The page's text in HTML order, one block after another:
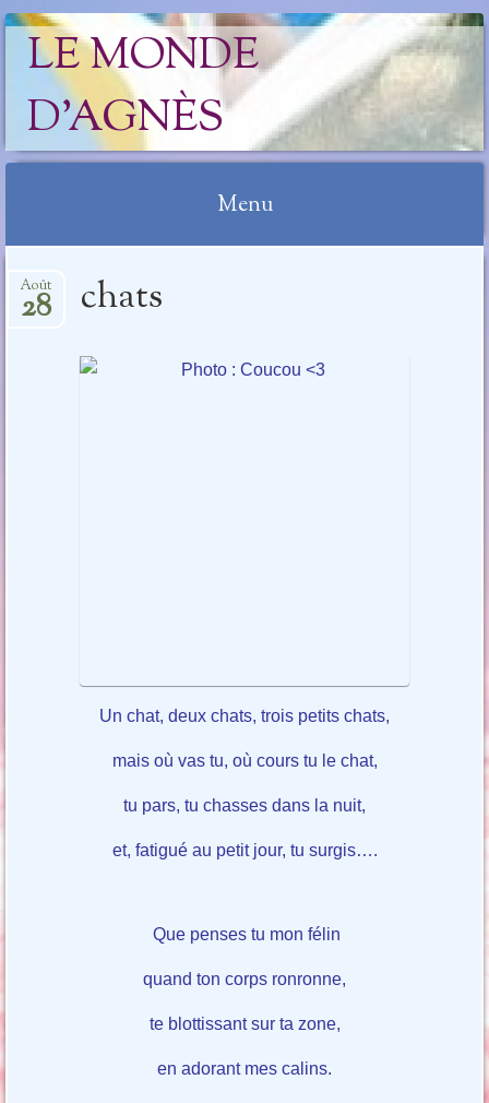
LE MONDE
D'AGNÈS
Menu
au
chats
Août
28
Un chat, deux chats, trois petits chats,
mais où vas tu, où cours tu le chat,
tu pars, tu chasses dans la nuit,
et, fatigué au petit jour, tu surgis….
Que penses tu mon félin
quand ton corps ronronne,
te blottissant sur ta zone,
en adorant mes calins.